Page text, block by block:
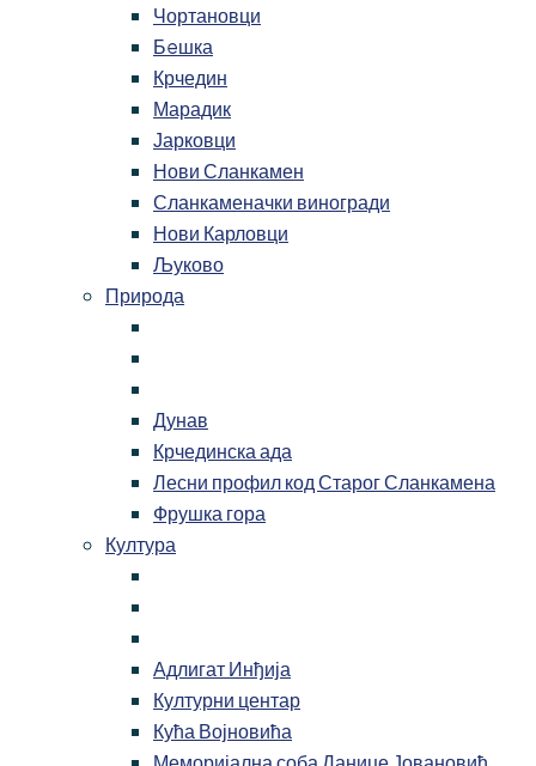
Чортановци
Бeшка
Крчедин
Марадик
Јарковци
Нови Сланкамен
Сланкаменачки виногради
Нови Карловци
Љуково
Природа
Дунав
Крчединска ада
Лесни профил код Старог Сланкамена
Фрушка гора
Култура
Адлигат Инђија
Културни центар
Кућа Војновића